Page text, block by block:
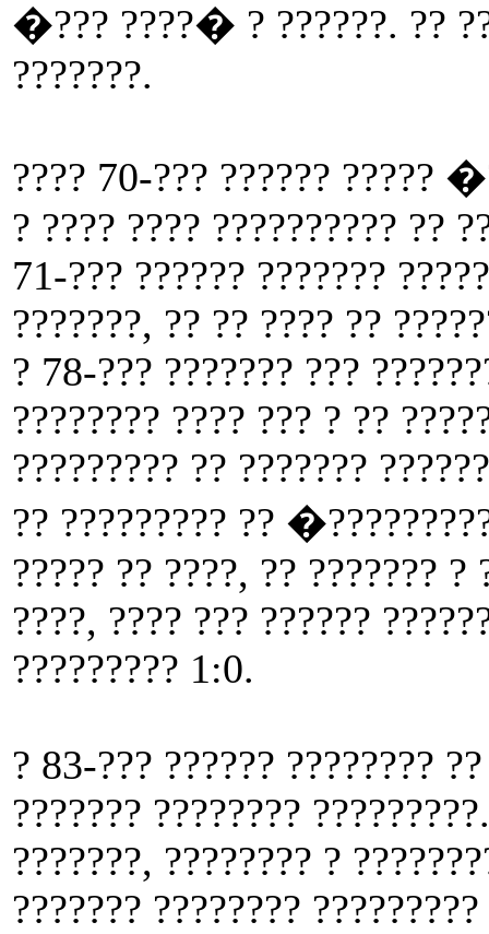
�??? ????� ? ??????. ??
???????.
???? 70-??? ?????? ?????
? ???? ???? ?????????? ??
71-??? ?????? ???????
???????, ?? ?? ???? ??
? 78-??? ??????? ???
???????? ???? ??? ? ??
????????? ?? ???????
?? ????????? ??
????? ?? ????, ?? ??????? ?
????, ???? ??? ??????
????????? 1:0.
? 83-??? ?????? ????????
??????? ????????
???????, ???????? ?
??????? ????????